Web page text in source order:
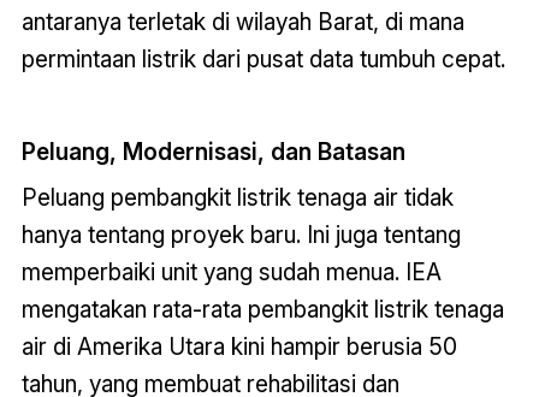
antaranya terletak di wilayah Barat, di mana
permintaan listrik dari pusat data tumbuh cepat.
Peluang, Modernisasi, dan Batasan
Peluang pembangkit listrik tenaga air tidak
hanya tentang proyek baru. Ini juga tentang
memperbaiki unit yang sudah menua. IEA
mengatakan rata-rata pembangkit listrik tenaga
air di Amerika Utara kini hampir berusia 50
tahun, yang membuat rehabilitasi dan